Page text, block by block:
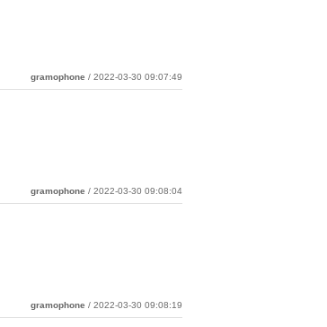
gramophone / 2022-03-30 09:07:49
gramophone / 2022-03-30 09:08:04
gramophone / 2022-03-30 09:08:19